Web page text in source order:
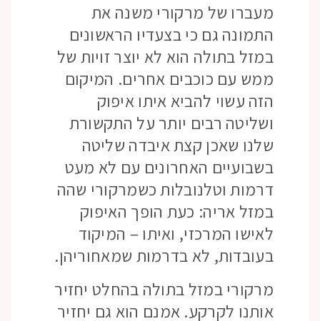
מעברו של מרקורי משנה את
התמונה גם כי בצעדיו הראשונים
במזל בתולה הוא לא יוצר זויות של
ממש עם כוכבים אחרים. המיקום
הזה עשוי להביא איתו איפוק
ושליטה רבים יותר על התקשורת
שלנו שאכן קצת איבדה שליטה
בשבועיים האחרונים עם לא מעט
דרמות וטלנובלות כשמרקורי שהה
במזל אריה: כעת הופך האיפוק
לאישו המרכזי, ואיתו – המיקוד
בעובדות, לא בדרמות שמאחוריהן.
מרקורי במזל בתולה בהחלט יחזיר
אותנו לקרקע. אמנם הוא גם יחזיר